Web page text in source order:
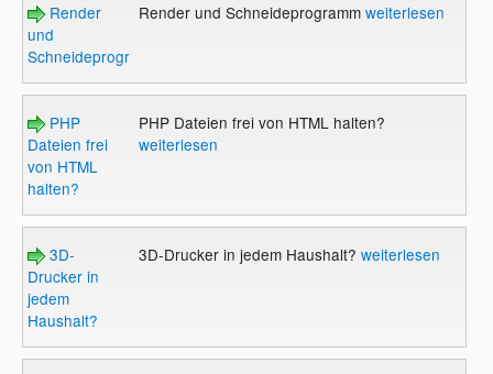
Render
und
Schneideprogramm
Render und Schneideprogramm weiterlesen
PHP
Dateien frei
von HTML
halten?
PHP Dateien frei von HTML halten?
weiterlesen
3D-
Drucker in
jedem
Haushalt?
3D-Drucker in jedem Haushalt? weiterlesen